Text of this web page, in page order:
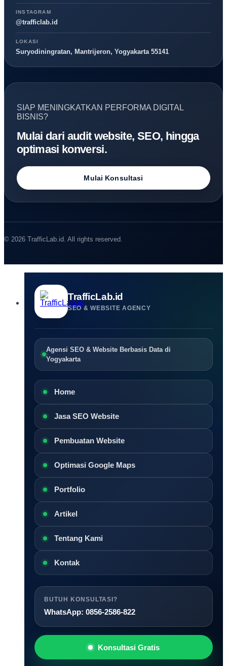
INSTAGRAM
@trafficlab.id
LOKASI
Suryodiningratan, Mantrijeron, Yogyakarta 55141
SIAP MENINGKATKAN PERFORMA DIGITAL
BISNIS?
Mulai dari audit website, SEO, hingga
optimasi konversi.
Mulai Konsultasi
© 2026 TrafficLab.id. All rights reserved.
TrafficLab.id
SEO & WEBSITE AGENCY
Agensi SEO & Website Berbasis Data di
Yogyakarta
Home
Jasa SEO Website
Pembuatan Website
Optimasi Google Maps
Portfolio
Artikel
Tentang Kami
Kontak
BUTUH KONSULTASI?
WhatsApp: 0856-2586-822
Konsultasi Gratis